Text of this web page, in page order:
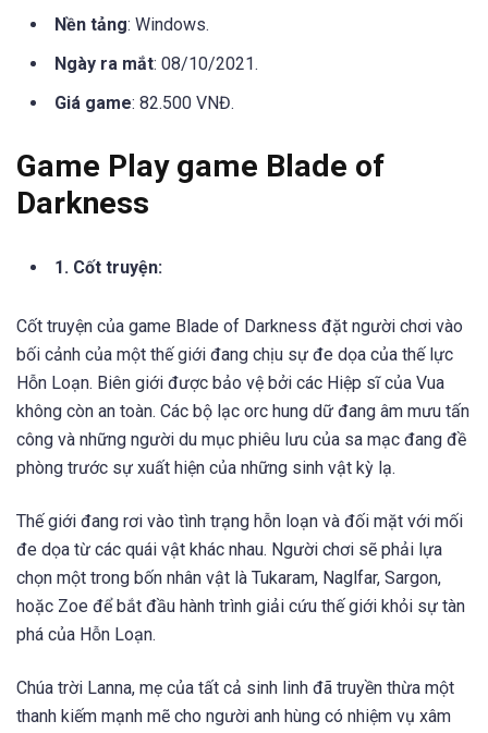
Nền tảng: Windows.
Ngày ra mắt: 08/10/2021.
Giá game: 82.500 VNĐ.
Game Play game Blade of
Darkness
1. Cốt truyện:
Cốt truyện của game Blade of Darkness đặt người chơi vào
bối cảnh của một thế giới đang chịu sự đe dọa của thế lực
Hỗn Loạn. Biên giới được bảo vệ bởi các Hiệp sĩ của Vua
không còn an toàn. Các bộ lạc orc hung dữ đang âm mưu tấn
công và những người du mục phiêu lưu của sa mạc đang đề
phòng trước sự xuất hiện của những sinh vật kỳ lạ.
Thế giới đang rơi vào tình trạng hỗn loạn và đối mặt với mối
đe dọa từ các quái vật khác nhau. Người chơi sẽ phải lựa
chọn một trong bốn nhân vật là Tukaram, Naglfar, Sargon,
hoặc Zoe để bắt đầu hành trình giải cứu thế giới khỏi sự tàn
phá của Hỗn Loạn.
Chúa trời Lanna, mẹ của tất cả sinh linh đã truyền thừa một
thanh kiếm mạnh mẽ cho người anh hùng có nhiệm vụ xâm